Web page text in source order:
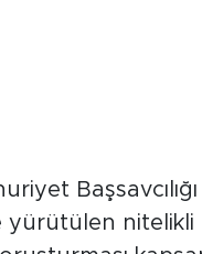
Başsavcılığı
yürütülen nitelikli